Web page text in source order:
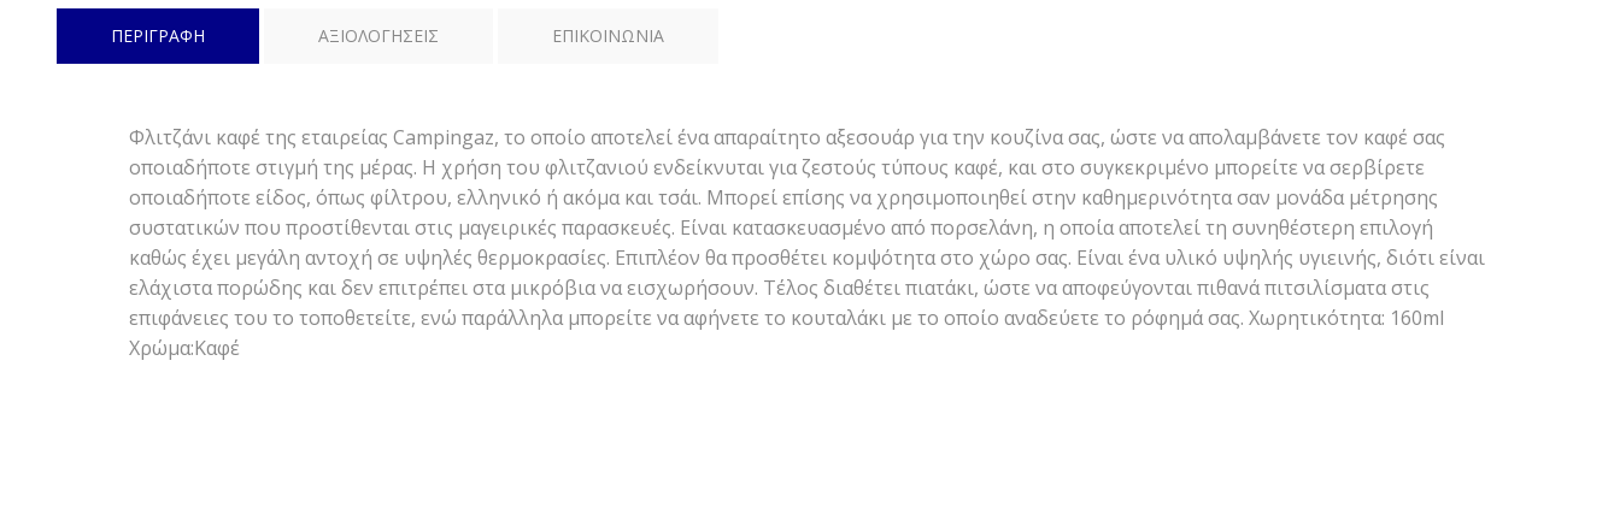
ΠΕΡΙΓΡΑΦΗ ΑΞΙΟΛΟΓΗΣΕΙΣ ΕΠΙΚΟΙΝΩΝΙΑ
Φλιτζάνι καφέ της εταιρείας Campingaz, το οποίο αποτελεί ένα απαραίτητο αξεσουάρ για την κουζίνα σας, ώστε να απολαμβάνετε τον καφέ σας
οποιαδήποτε στιγμή της μέρας. Η χρήση του φλιτζανιού ενδείκνυται για ζεστούς τύπους καφέ, και στο συγκεκριμένο μπορείτε να σερβίρετε
οποιαδήποτε είδος, όπως φίλτρου, ελληνικό ή ακόμα και τσάι. Μπορεί επίσης να χρησιμοποιηθεί στην καθημερινότητα σαν μονάδα μέτρησης
συστατικών που προστίθενται στις μαγειρικές παρασκευές. Είναι κατασκευασμένo από πορσελάνη, η οποία αποτελεί τη συνηθέστερη επιλογή
καθώς έχει μεγάλη αντοχή σε υψηλές θερμοκρασίες. Επιπλέον θα προσθέτει κομψότητα στο χώρο σας. Είναι ένα υλικό υψηλής υγιεινής, διότι είναι
ελάχιστα πορώδης και δεν επιτρέπει στα μικρόβια να εισχωρήσουν. Τέλος διαθέτει πιατάκι, ώστε να αποφεύγονται πιθανά πιτσιλίσματα στις
επιφάνειες του το τοποθετείτε, ενώ παράλληλα μπορείτε να αφήνετε το κουταλάκι με το οποίο αναδεύετε το ρόφημά σας. Χωρητικότητα: 160ml
Χρώμα:Καφέ